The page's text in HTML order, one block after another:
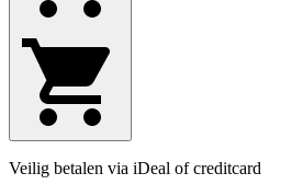
Veilig betalen via iDeal of creditcard